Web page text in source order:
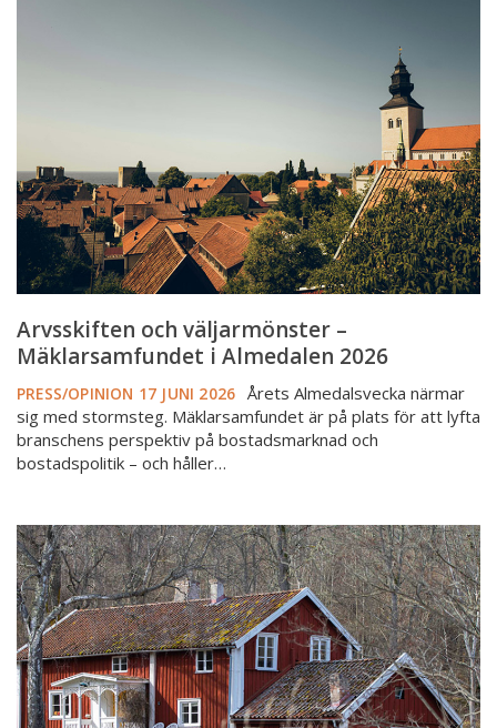
Almedalen
2026
Arvsskiften och väljarmönster –
Mäklarsamfundet i Almedalen 2026
PRESS/OPINION 17 JUNI 2026 Årets Almedalsvecka närmar
sig med stormsteg. Mäklarsamfundet är på plats för att lyfta
branschens perspektiv på bostadsmarknad och
bostadspolitik – och håller…
Utredare
föreslår
ekonomiskt
stöd
för
att
bo